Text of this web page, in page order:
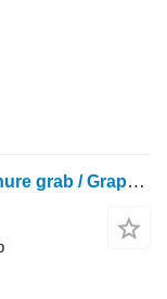
Metal-Technik Krokodilschaufel / Manure grab / Grappin à fumier 1,2